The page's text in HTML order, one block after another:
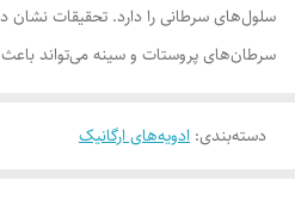
سلول‌های سرطانی را دارد. تحقیقات نشان
سرطان‌های پروستات و سینه می‌تواند
دسته‌بندی: ادویه‌های ارگانیک